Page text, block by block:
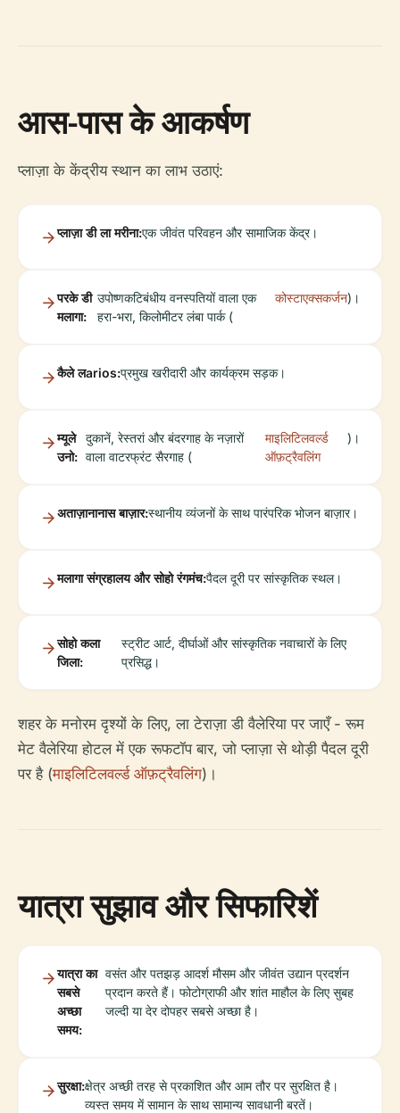
आस-पास के आकर्षण
प्लाज़ा के केंद्रीय स्थान का लाभ उठाएं:
प्लाज़ा डी ला मरीना:एक जीवंत परिवहन और सामाजिक केंद्र।
परके डी
मलागा:
उपोष्णकटिबंधीय वनस्पतियों वाला एक
हरा-भरा, किलोमीटर लंबा पार्क (
कोस्टाएक्सकर्जन)।
कैले लarios:प्रमुख खरीदारी और कार्यक्रम सड़क।
म्यूले
उनो:
दुकानें, रेस्तरां और बंदरगाह के नज़ारों
वाला वाटरफ्रंट सैरगाह (
माइलिटिलवर्ल्ड
ऑफ़ट्रैवलिंग
)।
अताज़ानानास बाज़ार:स्थानीय व्यंजनों के साथ पारंपरिक भोजन बाज़ार।
मलागा संग्रहालय और सोहो रंगमंच:पैदल दूरी पर सांस्कृतिक स्थल।
सोहो कला
जिला:
स्ट्रीट आर्ट, दीर्घाओं और सांस्कृतिक नवाचारों के लिए
प्रसिद्ध।
शहर के मनोरम दृश्यों के लिए, ला टेराज़ा डी वैलेरिया पर जाएँ - रूम
मेट वैलेरिया होटल में एक रूफटॉप बार, जो प्लाज़ा से थोड़ी पैदल दूरी
पर है (माइलिटिलवर्ल्ड ऑफ़ट्रैवलिंग)।
यात्रा सुझाव और सिफारिशें
यात्रा का
सबसे
अच्छा
समय:
वसंत और पतझड़ आदर्श मौसम और जीवंत उद्यान प्रदर्शन
प्रदान करते हैं। फोटोग्राफी और शांत माहौल के लिए सुबह
जल्दी या देर दोपहर सबसे अच्छा है।
सुरक्षा:क्षेत्र अच्छी तरह से प्रकाशित और आम तौर पर सुरक्षित है।
व्यस्त समय में सामान के साथ सामान्य सावधानी बरतें।